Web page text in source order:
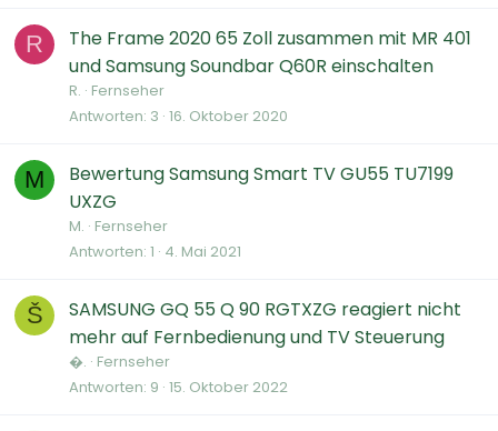
R
The Frame 2020 65 Zoll zusammen mit MR 401
und Samsung Soundbar Q60R einschalten
R. Fernseher
Antworten 3 16. Oktober 2020
M
Bewertung Samsung Smart TV GU55 TU7199
UXZG
M. Fernseher
Antworten 1 4. Mai 2021
Š
SAMSUNG GQ 55 Q 90 RGTXZG reagiert nicht
mehr auf Fernbedienung und TV Steuerung
�. Fernseher
Antworten 9 15. Oktober 2022